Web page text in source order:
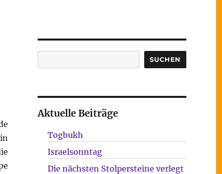
SUCHEN
Aktuelle Beiträge
Togbukh
Israelsonntag
Die nächsten Stolpersteine verlegt